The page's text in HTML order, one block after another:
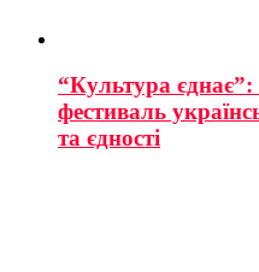
“Культура єднає”:
фестиваль
та єдності